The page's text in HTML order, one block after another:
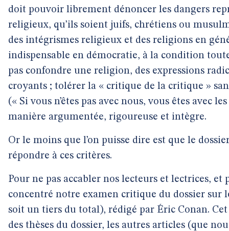
doit pouvoir librement dénoncer les dangers
religieux, qu’ils soient juifs, chrétiens ou
des intégrismes religieux et des religions en
indispensable en démocratie, à la condition
pas confondre une religion, des expressions
croyants ; tolérer la « critique de la critique »
(« Si vous n’êtes pas avec nous, vous êtes avec
manière argumentée, rigoureuse et intègre.
Or le moins que l’on puisse dire est que le
répondre à ces critères.
Pour ne pas accabler nos lecteurs et lectrices, et
concentré notre examen critique du dossier sur
soit un tiers du total), rédigé par Éric Conan.
des thèses du dossier, les autres articles (que